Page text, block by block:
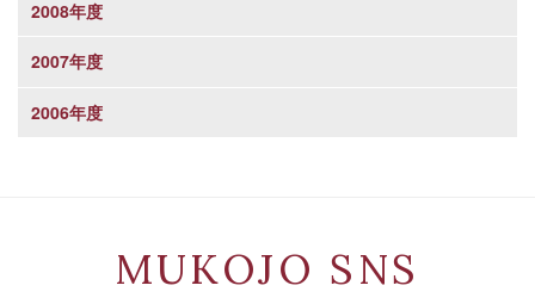
2008年度
2007年度
2006年度
MUKOJO SNS